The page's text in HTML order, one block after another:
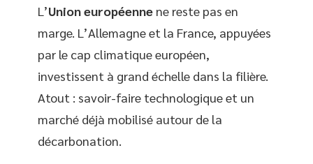
L’Union européenne ne reste pas en
marge. L’Allemagne et la France, appuyées
par le cap climatique européen,
investissent à grand échelle dans la filière.
Atout : savoir-faire technologique et un
marché déjà mobilisé autour de la
décarbonation.